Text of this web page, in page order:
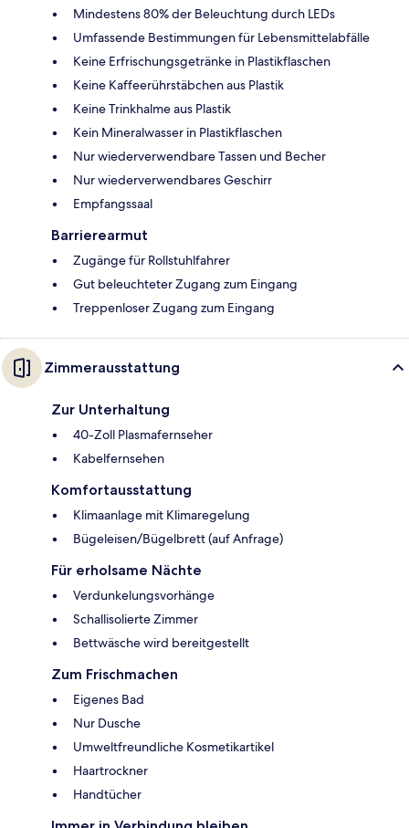
Mindestens 80% der Beleuchtung durch LEDs
Umfassende Bestimmungen für Lebensmittelabfälle
Keine Erfrischungsgetränke in Plastikflaschen
Keine Kaffeerührstäbchen aus Plastik
Keine Trinkhalme aus Plastik
Kein Mineralwasser in Plastikflaschen
Nur wiederverwendbare Tassen und Becher
Nur wiederverwendbares Geschirr
Empfangssaal
Barrierearmut
Zugänge für Rollstuhlfahrer
Gut beleuchteter Zugang zum Eingang
Treppenloser Zugang zum Eingang
Zimmerausstattung
Zur Unterhaltung
40-Zoll Plasmafernseher
Kabelfernsehen
Komfortausstattung
Klimaanlage mit Klimaregelung
Bügeleisen/Bügelbrett (auf Anfrage)
Für erholsame Nächte
Verdunkelungsvorhänge
Schallisolierte Zimmer
Bettwäsche wird bereitgestellt
Zum Frischmachen
Eigenes Bad
Nur Dusche
Umweltfreundliche Kosmetikartikel
Haartrockner
Handtücher